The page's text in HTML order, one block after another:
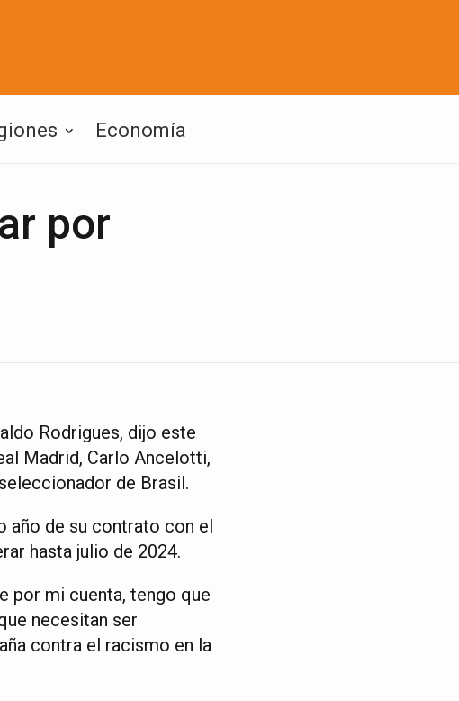
Economía
por
Rodrigues, dijo este
Madrid, Carlo Ancelotti,
de Brasil.
año de su contrato con el
hasta julio de 2024.
por mi cuenta, tengo que
necesitan ser
contra el racismo en la